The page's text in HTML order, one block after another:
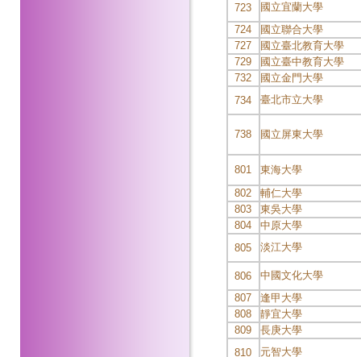
723
國立宜蘭大學
724
國立聯合大學
727
國立臺北教育大學
729
國立臺中教育大學
732
國立金門大學
734
臺北市立大學
738 國立屏東大學
801
東海大學
802
輔仁大學
803
東吳大學
804
中原大學
805
淡江大學
806
中國文化大學
807
逢甲大學
808
靜宜大學
809
長庚大學
810
元智大學